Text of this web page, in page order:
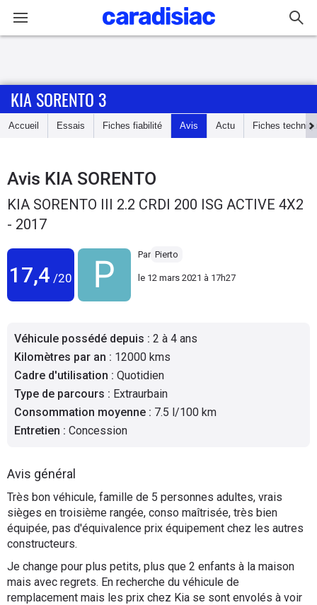
Accueil
Essais
Guide
d'achat
Utilitaires
Flottes
Auto
Services
Forum
Marques
KIA SORENTO 3
Accueil Essais Fiches fiabilité Avis Actu Fiches
Avis KIA SORENTO
KIA SORENTO III 2.2 CRDI 200 ISG ACTIVE 4X2
- 2017
17,4 /20
Par Pierto
le 12 mars 2021 à 17h27
Véhicule possédé depuis : 2 à 4 ans
Kilomètres par an : 12000 kms
Cadre d'utilisation : Quotidien
Type de parcours : Extraurbain
Consommation moyenne : 7.5 l/100 km
Entretien : Concession
Avis général
Très bon véhicule, famille de 5 personnes adultes, vrais
sièges en troisième rangée, conso maîtrisée, très bien
équipée, pas d'équivalence prix équipement chez les autres
constructeurs.
Je change pour plus petits, plus que 2 enfants à la maison
mais avec regrets. En recherche du véhicule de
remplacement mais les prix chez Kia se sont envolés à voir